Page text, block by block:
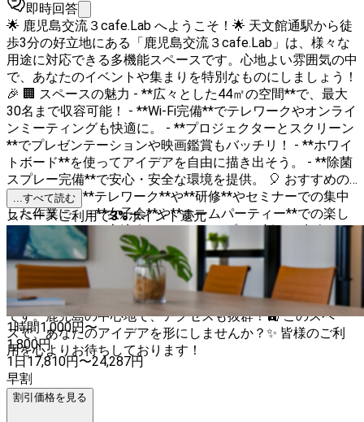
即時回答
🌟 鹿児島交流３cafe.Lab へようこそ！🌟 天文館通駅から徒
歩3分の好立地にある「鹿児島交流３cafe.Lab」は、様々な
用途に対応できる多機能スペースです。心地よい雰囲気の中
で、あなたのイベントや集まりを特別なものにしましょう！
🎉 🏢 スペースの魅力 - **広々とした44㎡の空間**で、最大
30名まで収容可能！ - **Wi-Fi完備**でテレワークやオンライ
ンミーティングも快適に。 - **プロジェクターとスクリーン
**でプレゼンテーションや映画鑑賞もバッチリ！ - **ホワイ
トボード**を使ってアイデアを自由に描き出そう。 - **除菌
スプレー完備**で安心・安全な環境を提供。 🎈 おすすめの
利用シーン - **テレワーク**や**研修**やセミナーでの集中
した作業に。 - **女子会**や**ホームパーティー**での楽し
いひととき。 - **交流会・ミートアップ**で新しい出会い
を。 - **スタジオ撮影**や**インタビュー・取材**でのプロ
フェッショナルな撮影に。 - **ワークショップやマルシェ**
でのクリエイティブな活動に。 🚶 アクセス抜群 天文館通駅
から徒歩3分という便利な立地で、参加者の集合もスムーズ
です。鹿児島の中心地で、アクセスも抜群！🚉 このスペー
スで、あなたのアイデアを形にしませんか？✨ 皆様のご利
用を心よりお待ちしております！
...すべて読む
スペースご利用で3%ポイント還元
1時間1,000円〜
1,800円
1日17,810円〜24,287円
早割
割引価格を見る